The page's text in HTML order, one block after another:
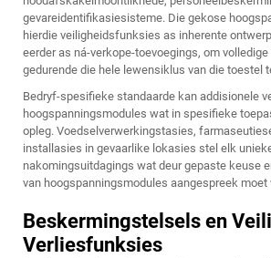
gevareidentifikasiesisteme. Die gekose
hierdie veiligheidsfunksies as inherente
eerder as ná-verkope-toevoegings, om
gedurende die hele lewensiklus van die toestel
Bedryf-spesifieke standaarde kan addisionele
hoogspanningsmodules wat in spesifieke
opleg. Voedselverwerkingstasies,
installasies in gevaarlike lokasies stel elk
nakomingsuitdagings wat deur gepaste keuse
van hoogspanningsmodules aangespreek moet
Beskermingstelsels en
Verliesfunksies